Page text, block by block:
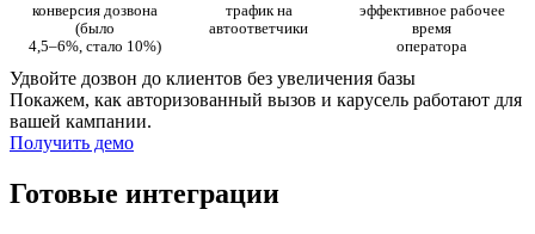
конверсия дозвона
(было
4,5–6%, стало 10%)
трафик на
автоответчики
эффективное рабочее
время
оператора
Удвойте дозвон до клиентов без увеличения базы
Покажем, как авторизованный вызов и карусель работают для
вашей кампании.
Получить демо
Готовые интеграции